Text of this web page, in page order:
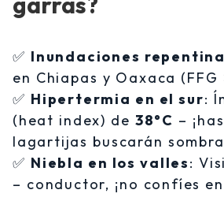
✅ Inundaciones
en Chiapas y Oaxaca (FFG
✅ Hipertermia en el sur:
(heat index) de 38°C –
lagartijas buscarán
✅ Niebla en los valles:
– conductor, ¡no confíes en